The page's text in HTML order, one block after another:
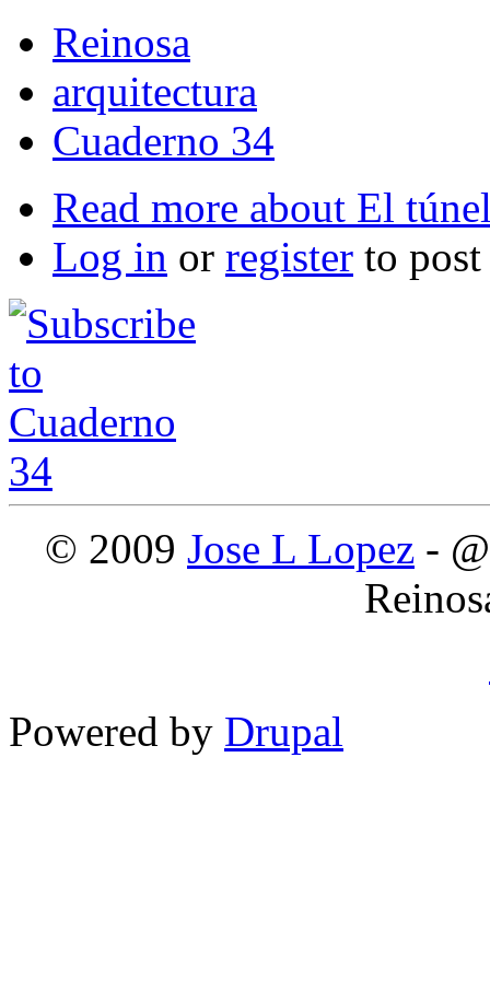
Reinosa
arquitectura
Cuaderno 34
Read more about El
Log in or register to
© 2009 Jose L Lopez -
Powered by Drupal